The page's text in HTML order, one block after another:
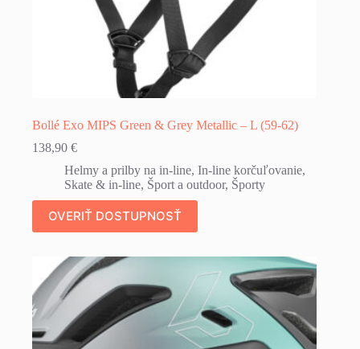
Bollé Exo MIPS Green & Grey Metallic – L (59-62)
138,90 €
Helmy a prilby na in-line, In-line korčuľovanie,
Skate & in-line, Šport a outdoor, Športy
OVERIŤ DOSTUPNOSŤ